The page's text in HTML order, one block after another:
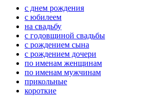
с днем рождения
с юбилеем
на свадьбу
с годовщиной свадьбы
с рождением сына
с рождением дочери
по именам женщинам
по именам мужчинам
прикольные
короткие